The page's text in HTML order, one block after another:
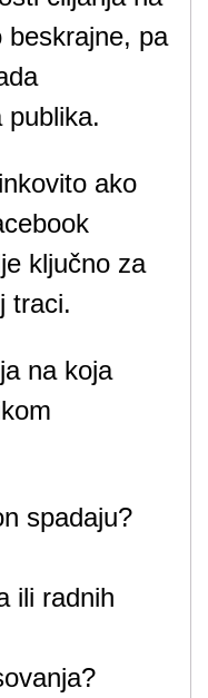
beskrajne, pa
publika.
ako
ključno za
traci.
na koja
spadaju?
ili radnih